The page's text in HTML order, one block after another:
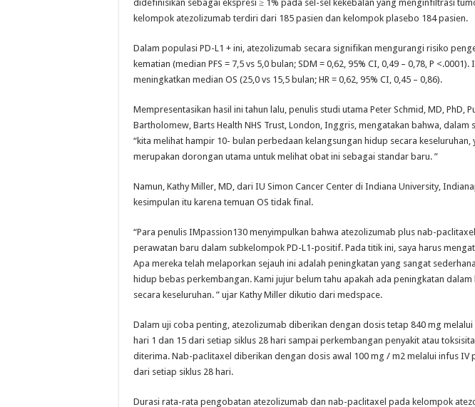
didefinisikan sebagai ekspresi ≥ 1% pada sel-sel kekebalan yang menginfiltrasi
kelompok atezolizumab terdiri dari 185 pasien dan kelompok plasebo 184 pasien.
Dalam populasi PD-L1 + ini, atezolizumab secara signifikan mengurangi risiko
kematian (median PFS = 7,5 vs 5,0 bulan; SDM = 0,62, 95% CI, 0,49 – 0,78, P
meningkatkan median OS (25,0 vs 15,5 bulan; HR = 0,62, 95% CI, 0,45 – 0,86).
Mempresentasikan hasil ini tahun lalu, penulis studi utama Peter Schmid, MD, PhD,
Bartholomew, Barts Health NHS Trust, London, Inggris, mengatakan bahwa, dalam
“kita melihat hampir 10- bulan perbedaan kelangsungan hidup secara keseluruhan,
merupakan dorongan utama untuk melihat obat ini sebagai standar baru. ”
Namun, Kathy Miller, MD, dari IU Simon Cancer Center di Indiana University,
kesimpulan itu karena temuan OS tidak final.
“Para penulis IMpassion130 menyimpulkan bahwa atezolizumab plus nab-
perawatan baru dalam subkelompok PD-L1-positif. Pada titik ini, saya harus
Apa mereka telah melaporkan sejauh ini adalah peningkatan yang sangat
hidup bebas perkembangan. Kami jujur belum tahu apakah ada peningkatan
secara keseluruhan. ” ujar Kathy Miller dikutio dari medspace.
Dalam uji coba penting, atezolizumab diberikan dengan dosis tetap 840 mg
hari 1 dan 15 dari setiap siklus 28 hari sampai perkembangan penyakit atau
diterima. Nab-paclitaxel diberikan dengan dosis awal 100 mg / m2 melalui infus IV
dari setiap siklus 28 hari.
Durasi rata-rata pengobatan atezolizumab dan nab-paclitaxel pada kelompok